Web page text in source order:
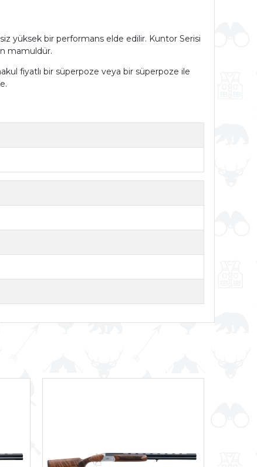
yüksek bir performans elde edilir. Kuntor Serisi
mamuldür.
fiyatlı bir süperpoze veya bir süperpoze ile